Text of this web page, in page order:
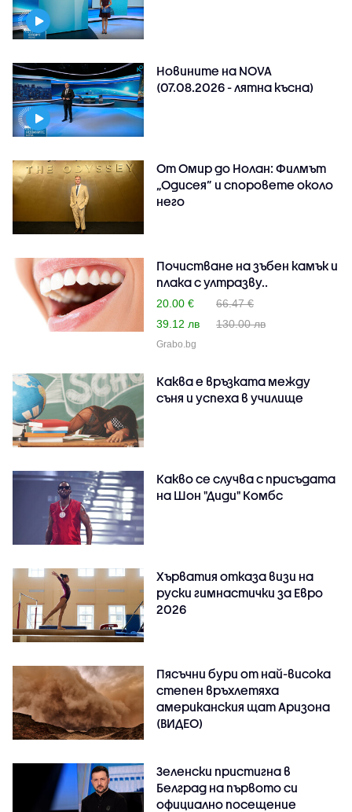
Новините на NOVA
(07.08.2026 - лятна късна)
От Омир до Нолан: Филмът
„Одисея” и споровете около
него
Почистване на зъбен камък и
плака с ултразву..
20.00 €
66.47 €
39.12 лв
130.00 лв
Grabo.bg
Каква е връзката между
съня и успеха в училище
Какво се случва с присъдата
на Шон "Диди" Комбс
Хърватия отказа визи на
руски гимнастички за Евро
2026
Пясъчни бури от най-висока
степен връхлетяха
американския щат Аризона
(ВИДЕО)
Зеленски пристигна в
Белград на първото си
официално посещение